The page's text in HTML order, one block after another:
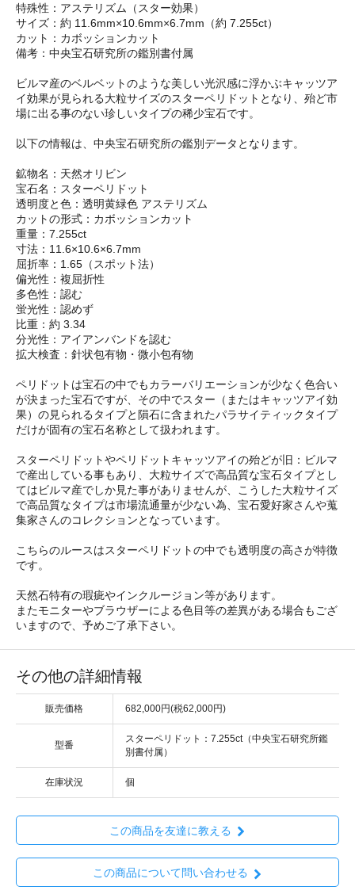
特殊性：アステリズム（スター効果）
サイズ：約 11.6mm×10.6mm×6.7mm（約 7.255ct）
カット：カボッションカット
備考：中央宝石研究所の鑑別書付属
ビルマ産のベルベットのような美しい光沢感に浮かぶキャッツア
イ効果が見られる大粒サイズのスターペリドットとなり、殆ど市
場に出る事のない珍しいタイプの稀少宝石です。
以下の情報は、中央宝石研究所の鑑別データとなります。
鉱物名：天然オリビン
宝石名：スターペリドット
透明度と色：透明黄緑色 アステリズム
カットの形式：カボッションカット
重量：7.255ct
寸法：11.6×10.6×6.7mm
屈折率：1.65（スポット法）
偏光性：複屈折性
多色性：認む
蛍光性：認めず
比重：約 3.34
分光性：アイアンバンドを認む
拡大検査：針状包有物・微小包有物
ペリドットは宝石の中でもカラーバリエーションが少なく色合い
が決まった宝石ですが、その中でスター（またはキャッツアイ効
果）の見られるタイプと隕石に含まれたパラサイティックタイプ
だけが固有の宝石名称として扱われます。
スターペリドットやペリドットキャッツアイの殆どが旧：ビルマ
で産出している事もあり、大粒サイズで高品質な宝石タイプとし
てはビルマ産でしか見た事がありませんが、こうした大粒サイズ
で高品質なタイプは市場流通量が少ない為、宝石愛好家さんや蒐
集家さんのコレクションとなっています。
こちらのルースはスターペリドットの中でも透明度の高さが特徴
です。
天然石特有の瑕疵やインクルージョン等があります。
またモニターやブラウザーによる色目等の差異がある場合もござ
いますので、予めご了承下さい。
その他の詳細情報
販売価格 682,000円(税62,000円)
型番
スターペリドット：7.255ct（中央宝石研究所鑑
別書付属）
在庫状況 個
この商品を友達に教える
この商品について問い合わせる